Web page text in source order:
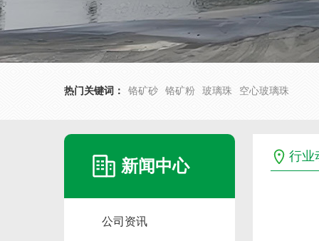
热门关键词： 铬矿砂 铬矿粉 玻璃珠 空心玻璃珠
新闻中心
公司资讯
行业